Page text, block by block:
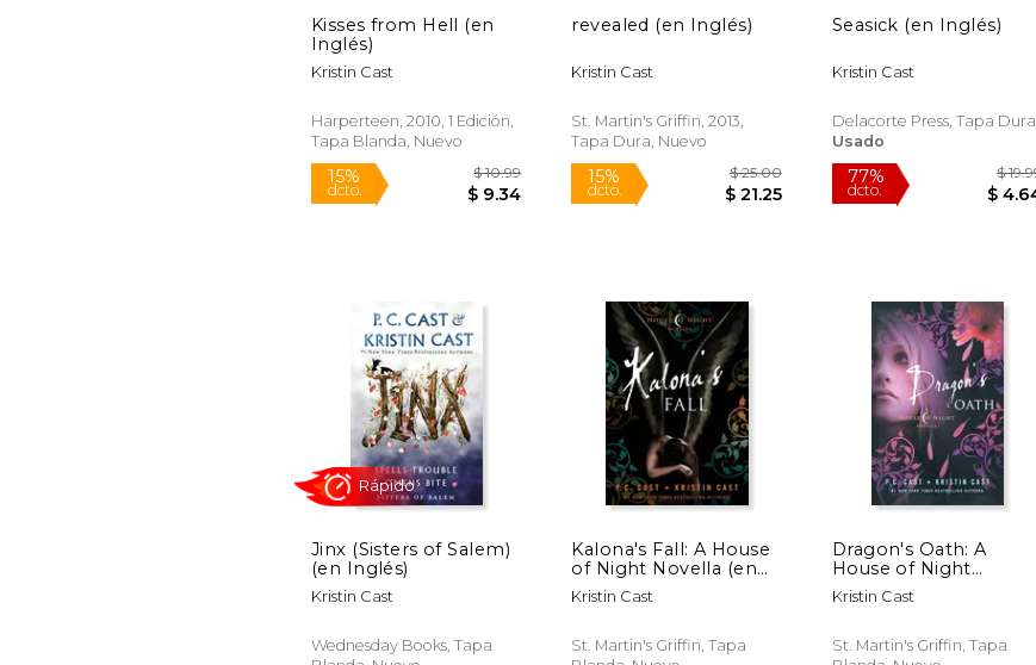
15%
dcto. $ 16.99
19%
dcto. $ 16.21
15%
dcto.
Kisses from Hell (en
Inglés)
Kristin Cast
Harperteen, 2010, 1 Edición,
Tapa Blanda, Nuevo
15% $ 10.99
Rápido
revealed (en Inglés)
Kristin Cast
St. Martin's Griffin, 2013,
Tapa Dura, Nuevo
15% $ 25.00
Rápido
Seasick (en Inglés)
Kristin Cast
Delacorte Press, Tapa Dura,
Usado
Jinx (Sisters of Salem)
(en Inglés)
Kristin Cast
Wednesday Books, Tapa
Kalona's Fall: A House
of Night Novella (en
Inglés)
Kristin Cast
St. Martin's Griffin, Tapa
Dragon's Oath: A
House of Night
Novella (en Inglés)
Kristin Cast
St. Martin's Griffin, Tapa